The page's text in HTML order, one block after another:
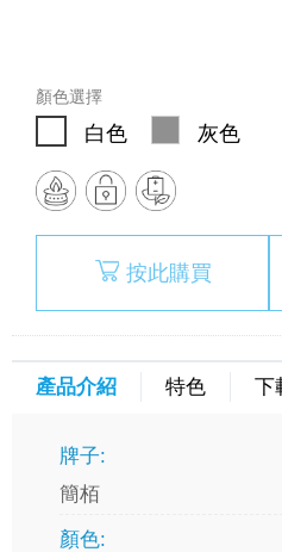
顏色選擇
白色 灰色
按此購買
產品介紹 特色 下
牌子:
簡栢
顏色: